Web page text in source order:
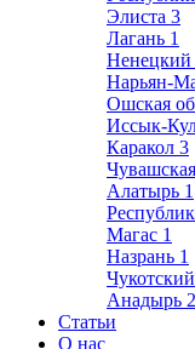
Элиста 3
Лагань 1
Ненецкий
Нарьян-
Ошская
Иссык-
Каракол 3
Алатырь 1
Магас 1
Назрань 1
Анадырь 2
Статьи
О нас